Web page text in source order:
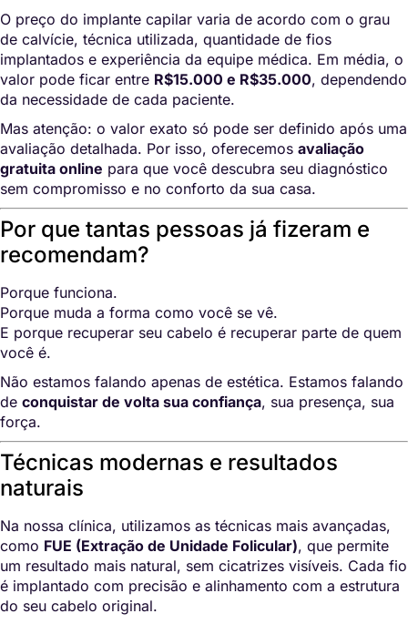
O preço do implante capilar varia de acordo com o grau
de calvície, técnica utilizada, quantidade de fios
implantados e experiência da equipe médica. Em média, o
valor pode ficar entre R$15.000 e R$35.000, dependendo
da necessidade de cada paciente.
Mas atenção: o valor exato só pode ser definido após uma
avaliação detalhada. Por isso, oferecemos avaliação
gratuita online para que você descubra seu diagnóstico
sem compromisso e no conforto da sua casa.
Por que tantas pessoas já fizeram e
recomendam?
Porque funciona.
Porque muda a forma como você se vê.
E porque recuperar seu cabelo é recuperar parte de quem
você é.
Não estamos falando apenas de estética. Estamos falando
de conquistar de volta sua confiança, sua presença, sua
força.
Técnicas modernas e resultados
naturais
Na nossa clínica, utilizamos as técnicas mais avançadas,
como FUE (Extração de Unidade Folicular), que permite
um resultado mais natural, sem cicatrizes visíveis. Cada fio
é implantado com precisão e alinhamento com a estrutura
do seu cabelo original.